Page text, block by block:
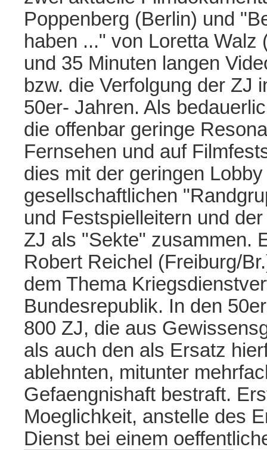
Poppenberg (Berlin) und
haben ..." von Loretta
und 35 Minuten langen
bzw. die Verfolgung der ZJ
50er- Jahren. Als
die offenbar geringe
Fernsehen und auf
dies mit der geringen
gesellschaftlichen
und Festspielleitern und
ZJ als "Sekte" zusammen.
Robert Reichel (Freiburg/
dem Thema
Bundesrepublik. In den
800 ZJ, die aus
als auch den als Ersatz
ablehnten, mitunter
Gefaengnishaft bestraft.
Moeglichkeit, anstelle des
Dienst bei einem